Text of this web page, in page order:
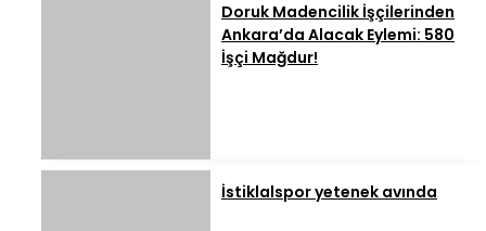
Doruk Madencilik İşçilerinden
Ankara’da Alacak Eylemi: 580
İşçi Mağdur!
İstiklalspor yetenek avında